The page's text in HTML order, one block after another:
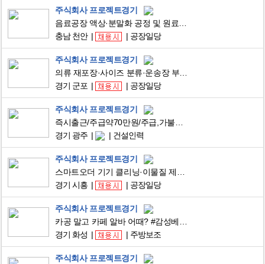
주식회사 프로젝트경기
음료공장 액상·분말화 공정 및 원료투입 생산직 (초보가능/단순업무/안정근무)
충남 천안
공장일당
주식회사 프로젝트경기
의류 재포장·사이즈 분류·운송장 부착 단순업무 (초보가능/즉시근무)
경기 군포
공장일당
주식회사 프로젝트경기
즉시출근/주급약70만원/주급,가불가능/급여일매월10일/간단업무/유산균포장
경기 광주
건설인력
주식회사 프로젝트경기
스마트오더 기기 클리닝·이물질 제거·외관관리 단순업무 (초보가능/쾌적환경)
경기 시흥
공장일당
주식회사 프로젝트경기
카공 말고 카페 알바 어때? #감성베이커리카페#베이커리보조#근무환경 굿!
경기 화성
주방보조
주식회사 프로젝트경기